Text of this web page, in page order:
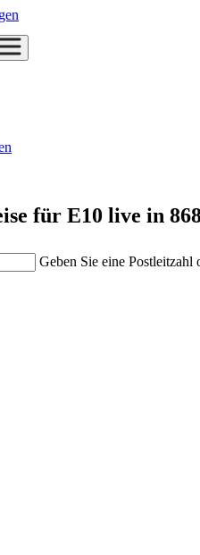
für E10 live in
Geben Sie eine